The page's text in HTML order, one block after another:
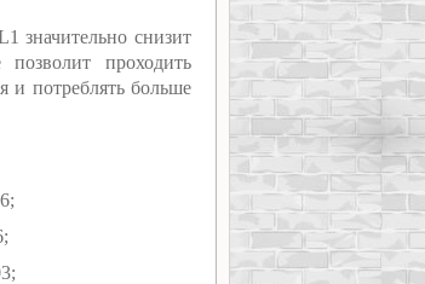
значительно снизит
проходить
и потреблять больше